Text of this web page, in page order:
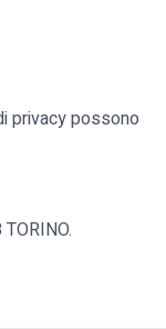
privacy possono